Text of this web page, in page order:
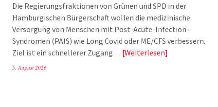
Die Regierungsfraktionen von Grünen und SPD in der
Hamburgischen Bürgerschaft wollen die medizinische
Versorgung von Menschen mit Post-Acute-Infection-
Syndromen (PAIS) wie Long Covid oder ME/CFS verbessern.
Ziel ist ein schnellerer Zugang… Weiterlesen
5. August 2026